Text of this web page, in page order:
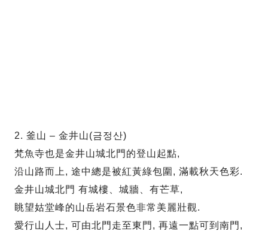
2. 釜山 – 金井山(금정산)
梵魚寺也是金井山城北門的登山起點,
沿山路而上, 途中總是被紅黃綠包圍, 滿載秋天色彩.
金井山城北門 有城樓、城牆、有芒草,
眺望姑堂峰的山岳岩石景色非常美麗壯觀.
愛行山人士, 可由北門走至東門, 再遠一點可到南門,